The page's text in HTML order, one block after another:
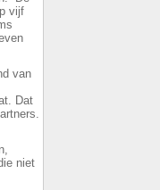
vijf
van
Dat
niet